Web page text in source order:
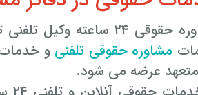
دفتر مشاوره حقوقی ۲۴
مشاوره حقوقی تلفنی و
عرضه می شود.